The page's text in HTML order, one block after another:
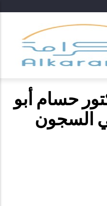
حسام أبو
السجون